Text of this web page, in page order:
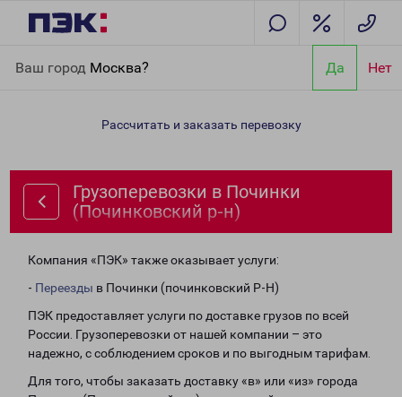
Ваш город Москва? Да Нет
(Починковский р-н)
Рассчитать и заказать перевозку
Грузоперевозки в Починки
(Починковский р-н)
Компания «ПЭК» также оказывает услуги:
- Переезды в Починки (починковский Р-Н)
ПЭК предоставляет услуги по доставке грузов по всей
России. Грузоперевозки от нашей компании – это
надежно, с соблюдением сроков и по выгодным тарифам.
Для того, чтобы заказать доставку «в» или «из» города